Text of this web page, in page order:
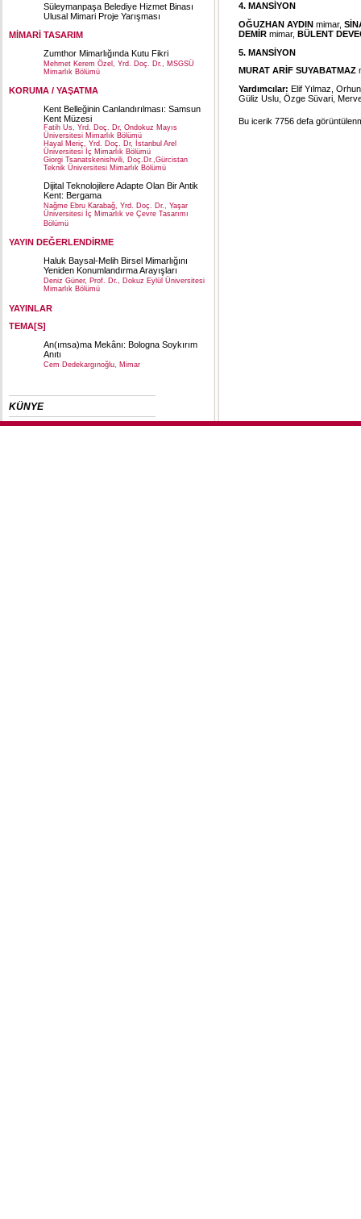
Süleymanpaşa Belediye Hizmet Binası
Ulusal Mimari Proje Yarışması
MİMARİ TASARIM
Zumthor Mimarlığında Kutu Fikri
Mehmet Kerem Özel, Yrd. Doç. Dr., MSGSÜ
Mimarlık Bölümü
KORUMA / YAŞATMA
Kent Belleğinin Canlandırılması: Samsun
Kent Müzesi
Fatih Us, Yrd. Doç. Dr, Ondokuz Mayıs
Üniversitesi Mimarlık Bölümü
Hayal Meriç, Yrd. Doç. Dr, İstanbul Arel
Üniversitesi İç Mimarlık Bölümü
Giorgi Tsanatskenishvili, Doç.Dr.,Gürcistan
Teknik Üniversitesi Mimarlık Bölümü
Dijital Teknolojilere Adapte Olan Bir Antik
Kent: Bergama
Nağme Ebru Karabağ, Yrd. Doç. Dr., Yaşar
Üniversitesi İç Mimarlık ve Çevre Tasarımı
Bölümü
YAYIN DEĞERLENDİRME
Haluk Baysal-Melih Birsel Mimarlığını
Yeniden Konumlandırma Arayışları
Deniz Güner, Prof. Dr., Dokuz Eylül Üniversitesi
Mimarlık Bölümü
YAYINLAR
TEMA[S]
An(ımsa)ma Mekânı: Bologna Soykırım
Anıtı
Cem Dedekargınoğlu, Mimar
KÜNYE
4. MANSİYON
OĞUZHAN AYDIN mimar,
DEMİR mimar, BÜLENT
5. MANSİYON
MURAT ARİF SUYABATMAZ
Yardımcılar: Elif Yılmaz,
Güliz Uslu, Özge Süvari,
Bu icerik 7756 defa